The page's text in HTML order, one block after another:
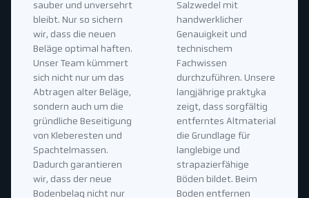
Salzwedel mit
handwerklicher
Genauigkeit und
technischem
Fachwissen
durchzuführen. Unsere
langjährige praktyka
zeigt, dass sorgfältig
entferntes Altmaterial
die Grundlage für
langlebige und
strapazierfähige
Böden bildet. Beim
Boden entfernen
sauber und unversehrt
bleibt. Nur so sichern
wir, dass die neuen
Beläge optimal haften.
Unser Team kümmert
sich nicht nur um das
Abtragen alter Beläge,
sondern auch um die
gründliche Beseitigung
von Kleberesten und
Spachtelmassen.
Dadurch garantieren
wir, dass der neue
Bodenbelag nicht nur